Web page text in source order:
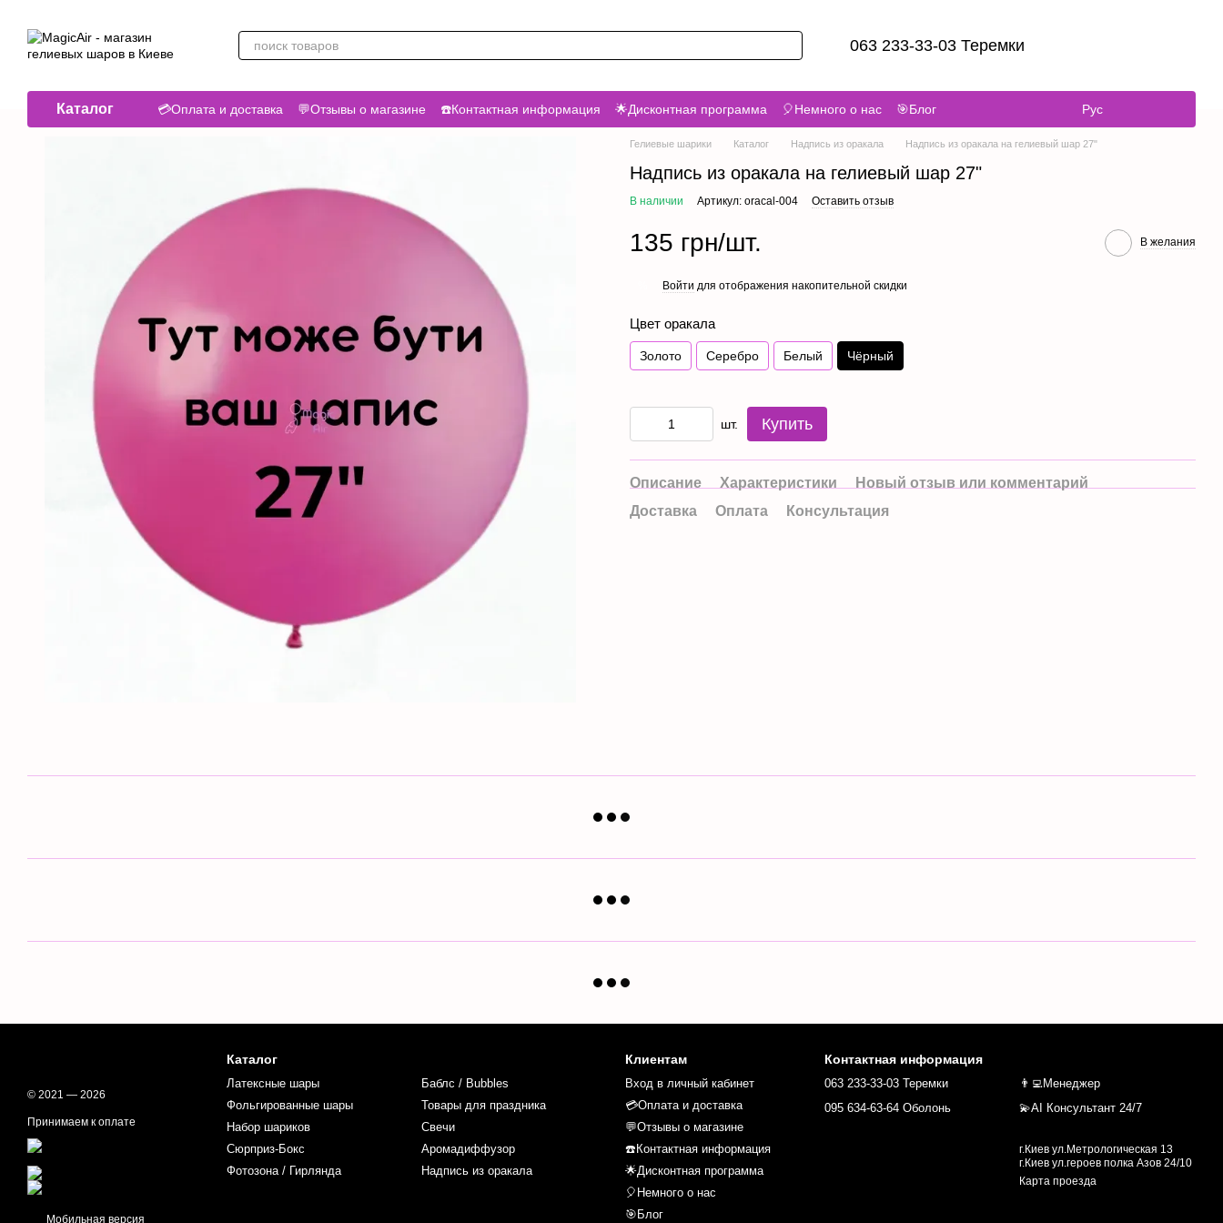
063 233-33-03 Теремки
Каталог 💳Оплата и доставка 💬Отзывы о магазине ☎️Контактная информация 🌟Дисконтная программа 🎈Немного о нас 🎯Блог Рус
Гелиевые шарики Каталог Надпись из оракала Надпись из оракала на гелиевый шар 27"
Надпись из оракала на гелиевый шар 27"
В наличии Артикул: oracal-004 Оставить отзыв
135 грн/шт. В желания
Войти для отображения накопительной скидки
Цвет оракала
Золото Серебро Белый Чёрный
шт. Купить
Описание Характеристики
Новый отзыв или комментарий
Доставка
Оплата Консультация
© 2021 — 2026
Принимаем к оплате
Мобильная версия
Каталог
Латексные шары
Фольгированные шары
Набор шариков
Сюрприз-Бокс
Фотозона / Гирлянда
Баблс / Bubbles
Товары для праздника
Свечи
Аромадиффузор
Надпись из оракала
Клиентам
Вход в личный кабинет
💳Оплата и доставка
💬Отзывы о магазине
☎️Контактная информация
🌟Дисконтная программа
🎈Немного о нас
🎯Блог
Контактная информация
063 233-33-03 Теремки
095 634-63-64 Оболонь
👨‍💻Менеджер
💫AI Консультант 24/7
г.Киев ул.Метрологическая 13
г.Киев ул.героев полка Азов 24/10
Карта проезда